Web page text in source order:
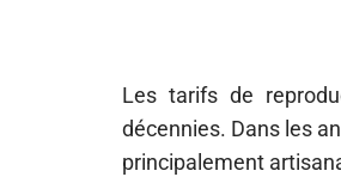
Les tarifs de
décennies. Dans les
principalement